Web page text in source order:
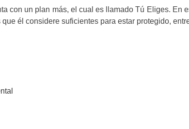
con un plan más, el cual es llamado Tú Eliges. En
él considere suficientes para estar protegido,